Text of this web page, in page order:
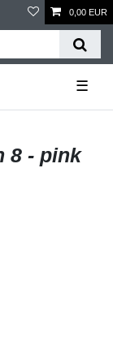
0,00 EUR
☰
8 - pink